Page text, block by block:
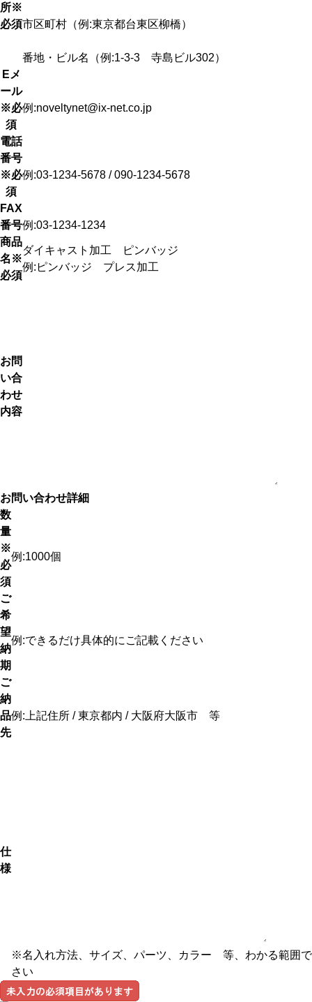
所※
必須市区町村（例:東京都台東区柳橋）
番地・ビル名（例:1-3-3 寺島ビル302）
Eメ
ール
※必
須
例:noveltynet@ix-net.co.jp
電話
番号
※必
須
例:03-1234-5678 / 090-1234-5678
FAX
番号例:03-1234-1234
商品
名 ※
必須
例:ピンバッジ プレス加工
お問
い合
わせ
内容
お問い合わせ詳細
数
量
※
必
須
例:1000個
ご
希
望
納
期
例:できるだけ具体的にご記載ください
ご
納
品
先
例:上記住所 / 東京都内 / 大阪府大阪市 等
仕
様
※名入れ方法、サイズ、パーツ、カラー 等、わかる範囲
さい